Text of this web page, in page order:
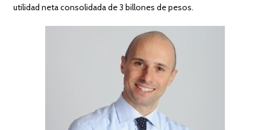
utilidad neta consolidada de 3 billones de pesos.